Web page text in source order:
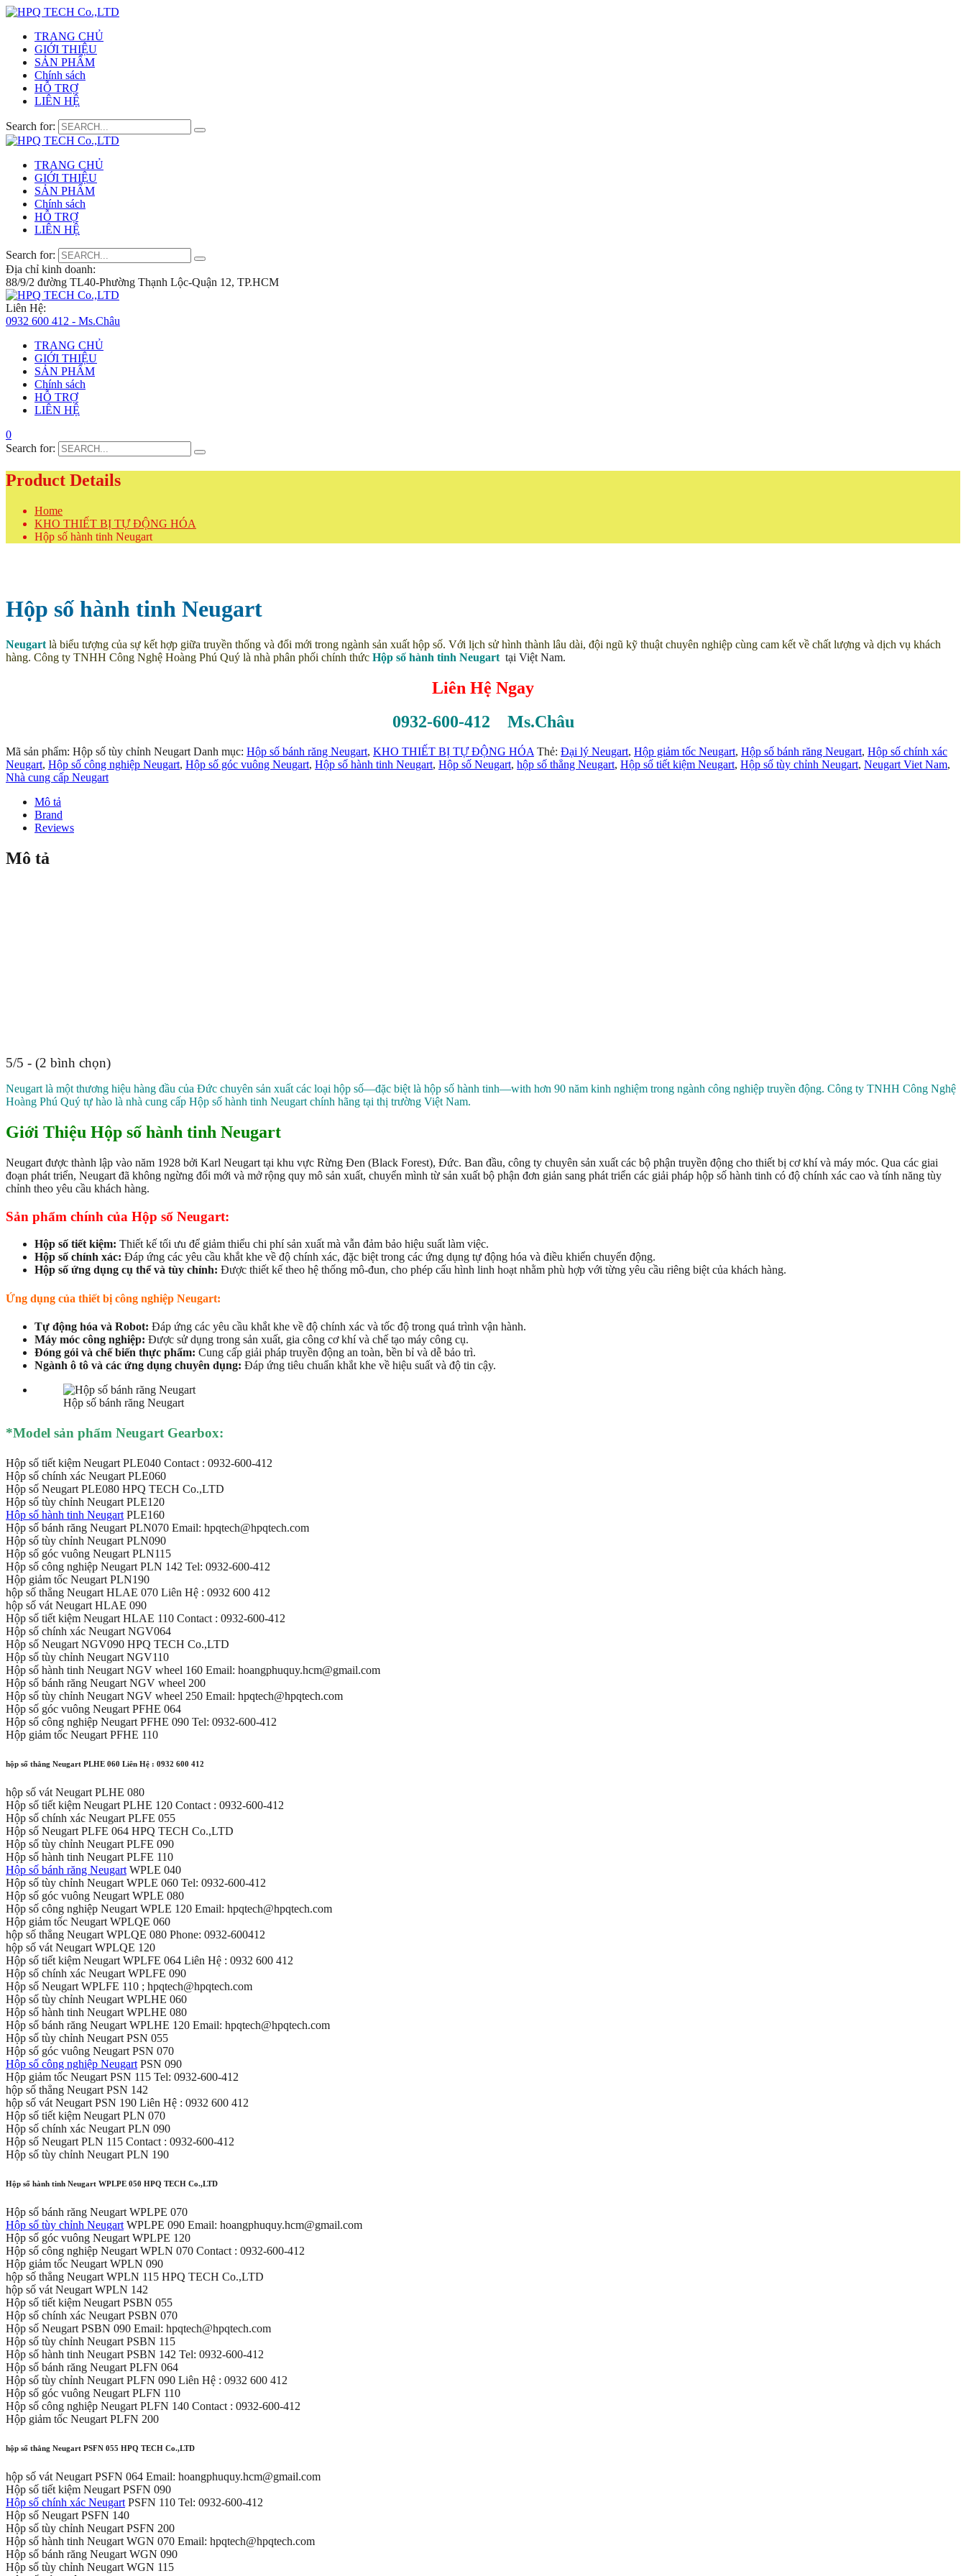
TRANG CHỦ
GIỚI THIỆU
SẢN PHẨM
Chính sách
HỖ TRỢ
LIÊN HỆ
Search for:
TRANG CHỦ
GIỚI THIỆU
SẢN PHẨM
Chính sách
HỖ TRỢ
LIÊN HỆ
Search for:
Địa chỉ kinh doanh:
88/9/2 đường TL40-Phường Thạnh Lộc-Quận 12, TP.HCM
Liên Hệ:
0932 600 412 - Ms.Châu
TRANG CHỦ
GIỚI THIỆU
SẢN PHẨM
Chính sách
HỖ TRỢ
LIÊN HỆ
0
Search for:
Product Details
Home
KHO THIẾT BỊ TỰ ĐỘNG HÓA
Hộp số hành tinh Neugart
Hộp số hành tinh Neugart
Neugart là biểu tượng của sự kết hợp giữa truyền thống và đổi mới trong ngành sản xuất hộp số. Với lịch sử hình thành lâu dài, đội ngũ kỹ thuật chuyên nghiệp cùng cam kết về chất lượng và dịch vụ khách
hàng. Công ty TNHH Công Nghệ Hoàng Phú Quý là nhà phân phối chính thức Hộp số hành tinh Neugart tại Việt Nam.
Liên Hệ Ngay
0932-600-412 Ms.Châu
Mã sản phẩm: Hộp số tùy chỉnh Neugart Danh mục: Hộp số bánh răng Neugart, KHO THIẾT BỊ TỰ ĐỘNG HÓA Thẻ: Đại lý Neugart, Hộp giảm tốc Neugart, Hộp số bánh răng Neugart, Hộp số chính xác
Neugart, Hộp số công nghiệp Neugart, Hộp số góc vuông Neugart, Hộp số hành tinh Neugart, Hộp số Neugart, hộp số thẳng Neugart, Hộp số tiết kiệm Neugart, Hộp số tùy chỉnh Neugart, Neugart Viet Nam,
Nhà cung cấp Neugart
Mô tả
Brand
Reviews
Mô tả
5/5 - (2 bình chọn)
Neugart là một thương hiệu hàng đầu của Đức chuyên sản xuất các loại hộp số—đặc biệt là hộp số hành tinh—with hơn 90 năm kinh nghiệm trong ngành công nghiệp truyền động. Công ty TNHH Công Nghệ
Hoàng Phú Quý tự hào là nhà cung cấp Hộp số hành tinh Neugart chính hãng tại thị trường Việt Nam.
Giới Thiệu Hộp số hành tinh Neugart
Neugart được thành lập vào năm 1928 bởi Karl Neugart tại khu vực Rừng Đen (Black Forest), Đức. Ban đầu, công ty chuyên sản xuất các bộ phận truyền động cho thiết bị cơ khí và máy móc. Qua các giai
đoạn phát triển, Neugart đã không ngừng đổi mới và mở rộng quy mô sản xuất, chuyển mình từ sản xuất bộ phận đơn giản sang phát triển các giải pháp hộp số hành tinh có độ chính xác cao và tính năng tùy
chỉnh theo yêu cầu khách hàng.
Sản phẩm chính của Hộp số Neugart:
Hộp số tiết kiệm: Thiết kế tối ưu để giảm thiểu chi phí sản xuất mà vẫn đảm bảo hiệu suất làm việc.
Hộp số chính xác: Đáp ứng các yêu cầu khắt khe về độ chính xác, đặc biệt trong các ứng dụng tự động hóa và điều khiển chuyển động.
Hộp số ứng dụng cụ thể và tùy chỉnh: Được thiết kế theo hệ thống mô-đun, cho phép cấu hình linh hoạt nhằm phù hợp với từng yêu cầu riêng biệt của khách hàng.
Ứng dụng của thiết bị công nghiệp Neugart:
Tự động hóa và Robot: Đáp ứng các yêu cầu khắt khe về độ chính xác và tốc độ trong quá trình vận hành.
Máy móc công nghiệp: Được sử dụng trong sản xuất, gia công cơ khí và chế tạo máy công cụ.
Đóng gói và chế biến thực phẩm: Cung cấp giải pháp truyền động an toàn, bền bỉ và dễ bảo trì.
Ngành ô tô và các ứng dụng chuyên dụng: Đáp ứng tiêu chuẩn khắt khe về hiệu suất và độ tin cậy.
Hộp số bánh răng Neugart
*Model sản phẩm Neugart Gearbox:
Hộp số tiết kiệm Neugart PLE040 Contact : 0932-600-412
Hộp số chính xác Neugart PLE060
Hộp số Neugart PLE080 HPQ TECH Co.,LTD
Hộp số tùy chỉnh Neugart PLE120
Hộp số hành tinh Neugart PLE160
Hộp số bánh răng Neugart PLN070 Email: hpqtech@hpqtech.com
Hộp số tùy chỉnh Neugart PLN090
Hộp số góc vuông Neugart PLN115
Hộp số công nghiệp Neugart PLN 142 Tel: 0932-600-412
Hộp giảm tốc Neugart PLN190
hộp số thẳng Neugart HLAE 070 Liên Hệ : 0932 600 412
hộp số vát Neugart HLAE 090
Hộp số tiết kiệm Neugart HLAE 110 Contact : 0932-600-412
Hộp số chính xác Neugart NGV064
Hộp số Neugart NGV090 HPQ TECH Co.,LTD
Hộp số tùy chỉnh Neugart NGV110
Hộp số hành tinh Neugart NGV wheel 160 Email: hoangphuquy.hcm@gmail.com
Hộp số bánh răng Neugart NGV wheel 200
Hộp số tùy chỉnh Neugart NGV wheel 250 Email: hpqtech@hpqtech.com
Hộp số góc vuông Neugart PFHE 064
Hộp số công nghiệp Neugart PFHE 090 Tel: 0932-600-412
Hộp giảm tốc Neugart PFHE 110
hộp số thẳng Neugart PLHE 060 Liên Hệ : 0932 600 412
hộp số vát Neugart PLHE 080
Hộp số tiết kiệm Neugart PLHE 120 Contact : 0932-600-412
Hộp số chính xác Neugart PLFE 055
Hộp số Neugart PLFE 064 HPQ TECH Co.,LTD
Hộp số tùy chỉnh Neugart PLFE 090
Hộp số hành tinh Neugart PLFE 110
Hộp số bánh răng Neugart WPLE 040
Hộp số tùy chỉnh Neugart WPLE 060 Tel: 0932-600-412
Hộp số góc vuông Neugart WPLE 080
Hộp số công nghiệp Neugart WPLE 120 Email: hpqtech@hpqtech.com
Hộp giảm tốc Neugart WPLQE 060
hộp số thẳng Neugart WPLQE 080 Phone: 0932-600412
hộp số vát Neugart WPLQE 120
Hộp số tiết kiệm Neugart WPLFE 064 Liên Hệ : 0932 600 412
Hộp số chính xác Neugart WPLFE 090
Hộp số Neugart WPLFE 110 ; hpqtech@hpqtech.com
Hộp số tùy chỉnh Neugart WPLHE 060
Hộp số hành tinh Neugart WPLHE 080
Hộp số bánh răng Neugart WPLHE 120 Email: hpqtech@hpqtech.com
Hộp số tùy chỉnh Neugart PSN 055
Hộp số góc vuông Neugart PSN 070
Hộp số công nghiệp Neugart PSN 090
Hộp giảm tốc Neugart PSN 115 Tel: 0932-600-412
hộp số thẳng Neugart PSN 142
hộp số vát Neugart PSN 190 Liên Hệ : 0932 600 412
Hộp số tiết kiệm Neugart PLN 070
Hộp số chính xác Neugart PLN 090
Hộp số Neugart PLN 115 Contact : 0932-600-412
Hộp số tùy chỉnh Neugart PLN 190
Hộp số hành tinh Neugart WPLPE 050 HPQ TECH Co.,LTD
Hộp số bánh răng Neugart WPLPE 070
Hộp số tùy chỉnh Neugart WPLPE 090 Email: hoangphuquy.hcm@gmail.com
Hộp số góc vuông Neugart WPLPE 120
Hộp số công nghiệp Neugart WPLN 070 Contact : 0932-600-412
Hộp giảm tốc Neugart WPLN 090
hộp số thẳng Neugart WPLN 115 HPQ TECH Co.,LTD
hộp số vát Neugart WPLN 142
Hộp số tiết kiệm Neugart PSBN 055
Hộp số chính xác Neugart PSBN 070
Hộp số Neugart PSBN 090 Email: hpqtech@hpqtech.com
Hộp số tùy chỉnh Neugart PSBN 115
Hộp số hành tinh Neugart PSBN 142 Tel: 0932-600-412
Hộp số bánh răng Neugart PLFN 064
Hộp số tùy chỉnh Neugart PLFN 090 Liên Hệ : 0932 600 412
Hộp số góc vuông Neugart PLFN 110
Hộp số công nghiệp Neugart PLFN 140 Contact : 0932-600-412
Hộp giảm tốc Neugart PLFN 200
hộp số thẳng Neugart PSFN 055 HPQ TECH Co.,LTD
hộp số vát Neugart PSFN 064 Email: hoangphuquy.hcm@gmail.com
Hộp số tiết kiệm Neugart PSFN 090
Hộp số chính xác Neugart PSFN 110 Tel: 0932-600-412
Hộp số Neugart PSFN 140
Hộp số tùy chỉnh Neugart PSFN 200
Hộp số hành tinh Neugart WGN 070 Email: hpqtech@hpqtech.com
Hộp số bánh răng Neugart WGN 090
Hộp số tùy chỉnh Neugart WGN 115